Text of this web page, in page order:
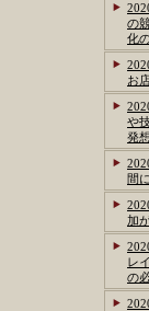
の
化
お
や
発想
間
加
レ
の